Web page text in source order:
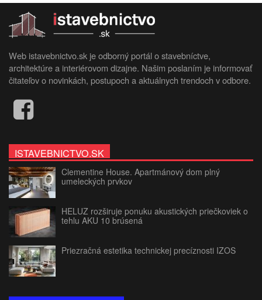
Web istavebnictvo.sk je odborný portál o stavebníctve,
architektúre a interiérovom dizajne. Našim poslaním je informovať
čitateľov o novinkách, postupoch a aktuálnych trendoch v odbore.
ISTAVEBNICTVO.SK
Clementine House. Apartmánový dom plný
umeleckých prvkov
HELUZ rozširuje ponuku akustických priečkoviek o
tehlu AKU 10 brúsená
Priezračná estetika technickej precíznosti IZOS